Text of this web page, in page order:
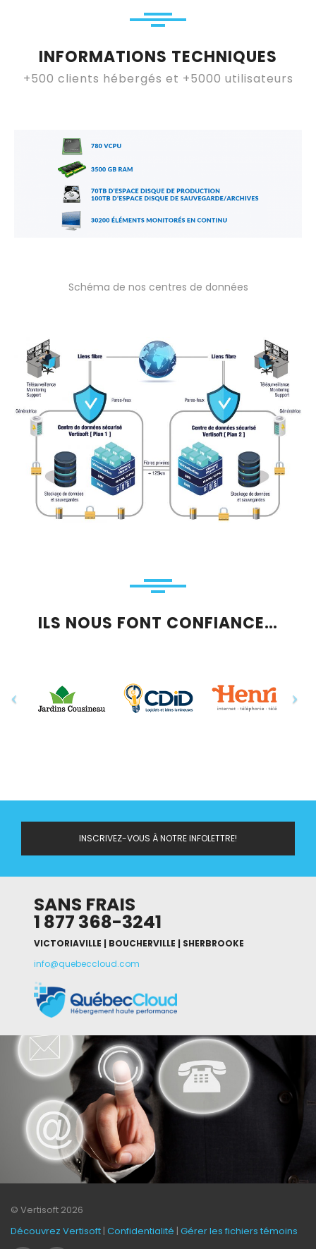
INFORMATIONS TECHNIQUES
+500 clients hébergés et +5000 utilisateurs
Schéma de nos centres de données
ILS NOUS FONT CONFIANCE…
INSCRIVEZ-VOUS À NOTRE INFOLETTRE!
SANS FRAIS
1 877 368-3241
VICTORIAVILLE | BOUCHERVILLE | SHERBROOKE
info@quebeccloud.com
© Vertisoft 2026
Découvrez Vertisoft | Confidentialité | Gérer les fichiers témoins